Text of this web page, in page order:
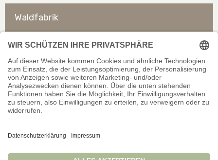
Waldfabrik
So erreichen Sie uns
Rechtliches
Allgemeines